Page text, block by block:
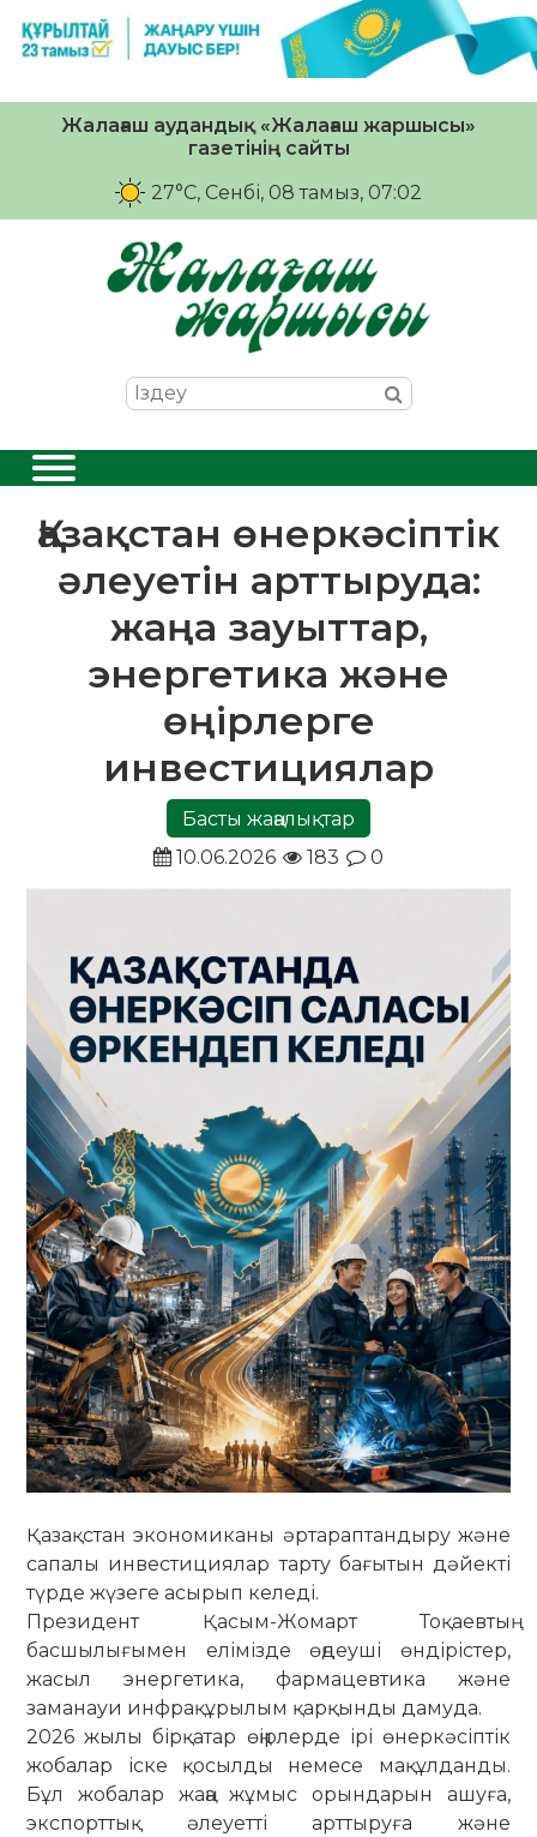
Жалағаш аудандық «Жалағаш жаршысы»
газетінің сайты
27°C, Сенбі, 08 тамыз, 07:02
Қазақстан өнеркәсіптік
әлеуетін арттыруда:
жаңа зауыттар,
энергетика және
өңірлерге
инвестициялар
Басты жаңалықтар
10.06.2026
183 0
Қазақстан экономиканы әртараптандыру және
сапалы инвестициялар тарту бағытын дәйекті
түрде жүзеге асырып келеді.
Президент Қасым-Жомарт Тоқаевтың
басшылығымен елімізде өңдеуші өндірістер,
жасыл энергетика, фармацевтика және
заманауи инфрақұрылым қарқынды дамуда.
2026 жылы бірқатар өңірлерде ірі өнеркәсіптік
жобалар іске қосылды немесе мақұлданды.
Бұл жобалар жаңа жұмыс орындарын ашуға,
экспорттық әлеуетті арттыруға және